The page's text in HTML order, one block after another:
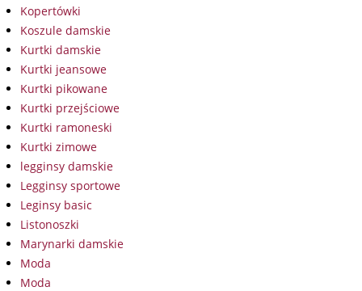
Kopertówki
Koszule damskie
Kurtki damskie
Kurtki jeansowe
Kurtki pikowane
Kurtki przejściowe
Kurtki ramoneski
Kurtki zimowe
legginsy damskie
Legginsy sportowe
Leginsy basic
Listonoszki
Marynarki damskie
Moda
Moda